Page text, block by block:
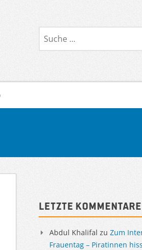
Suche
Letzte Kommentare
Abdul Khalifal zu Zum
Frauentag – Piratinnen